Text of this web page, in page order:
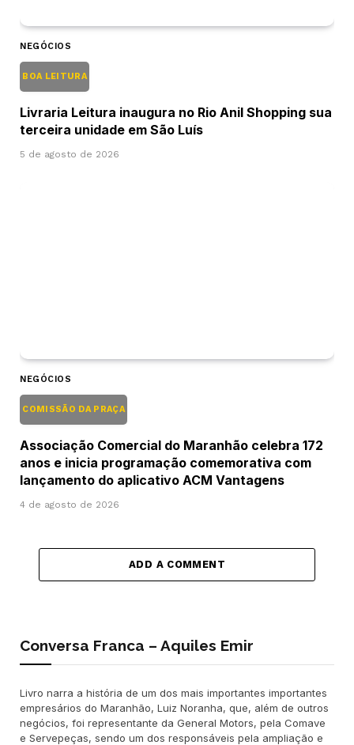
NEGÓCIOS
BOA LEITURA
Livraria Leitura inaugura no Rio Anil Shopping sua
terceira unidade em São Luís
5 de agosto de 2026
NEGÓCIOS
COMISSÃO DA PRAÇA
Associação Comercial do Maranhão celebra 172
anos e inicia programação comemorativa com
lançamento do aplicativo ACM Vantagens
4 de agosto de 2026
ADD A COMMENT
Conversa Franca – Aquiles Emir
Livro narra a história de um dos mais importantes importantes
empresários do Maranhão, Luiz Noranha, que, além de outros
negócios, foi representante da General Motors, pela Comave
e Servepeças, sendo um dos responsáveis pela ampliação e